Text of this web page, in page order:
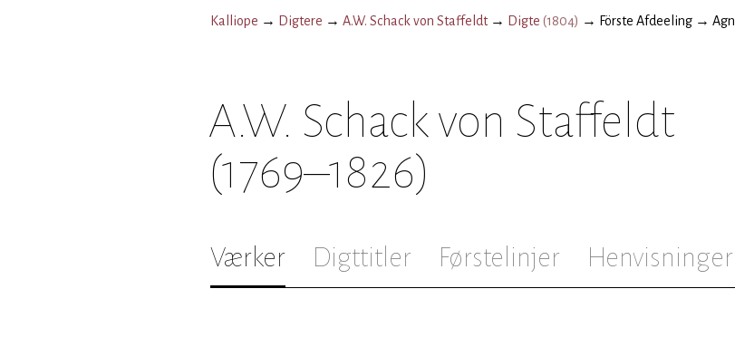
Kalliope → Digtere → A.W. Schack von Staffeldt→ Digte (1804) → Förste Afdeeling →
A.W. Schack von Staffeldt
(1769–1826)
Værker Digttitler Førstelinjer Henvisninger